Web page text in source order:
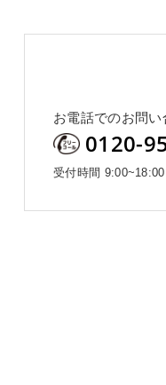
お電話でのお問い
0120-
受付時間 9:00~18:00